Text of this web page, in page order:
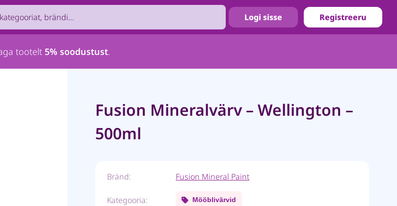
category...
Logi sisse Registreeru
tootelt 5% soodustust.
Fusion Mineralvärv – Wellington –
500ml
Bränd: Fusion Mineral Paint
Kategooria: Mööblivärvid